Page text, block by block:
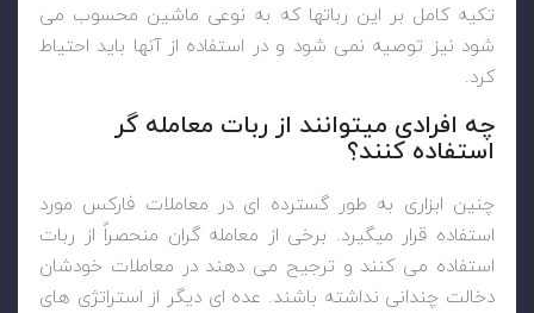
تکیه کامل بر این رباتها که به نوعی ماشین محسوب می
شود نیز توصیه نمی شود و در استفاده از آنها باید احتیاط
کرد.
چه افرادی میتوانند از ربات معامله گر
استفاده کنند؟
چنین ابزاری به طور گسترده ای در معاملات فارکس مورد
استفاده قرار میگیرد. برخی از معامله گران منحصراً از ربات
استفاده می کنند و ترجیح می دهند در معاملات خودشان
دخالت چندانی نداشته باشند. عده ای دیگر از استراتژی های